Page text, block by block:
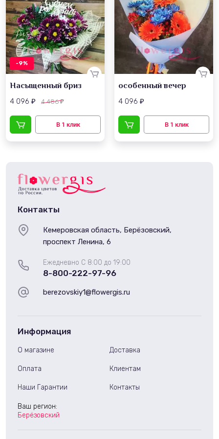
-9%
Насыщенный бриз
4 096 ₽ 4 486₽
особенный вечер
4 096 ₽
Контакты
Ежедневно С 8:00 до 19:00
8-800-222-97-96
Кемеровская область, Берёзовский,
проспект Ленина, 6
berezovskiy1@flowergis.ru
Информация
О магазине Доставка
Оплата Клиентам
Наши Гарантии Контакты
Ваш регион:
Берёзовский